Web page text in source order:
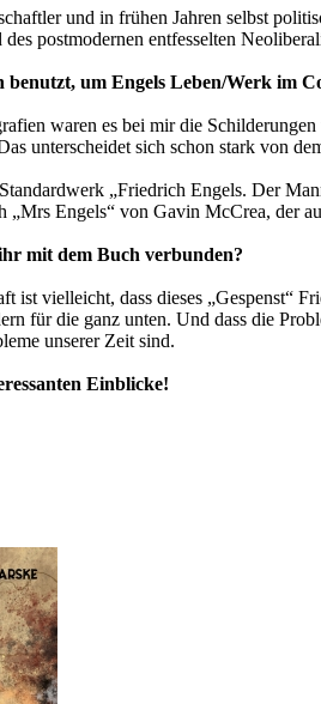
und in frühen Jahren selbst
postmodernen entfesselten
um Engels Leben/Werk im
waren es bei mir die
unterscheidet sich schon stark von
„Friedrich Engels. Der
„Mrs Engels“ von Gavin McCrea, der
mit dem Buch verbunden?
ist vielleicht, dass dieses „Gespenst“
für die ganz unten. Und dass die
unserer Zeit sind.
Einblicke!